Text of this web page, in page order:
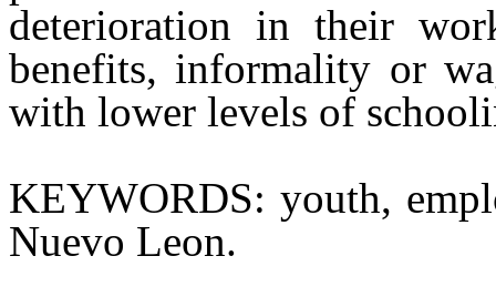
deterioration in their
benefits, informality or
with lower levels of
KEYWORDS: youth,
Nuevo Leon.